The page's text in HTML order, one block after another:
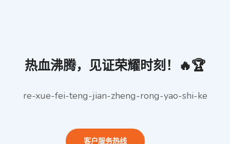
热血沸腾，见证荣耀时刻！🔥🏆
re-xue-fei-teng-jian-zheng-rong-yao-shi-ke
客户服务热线